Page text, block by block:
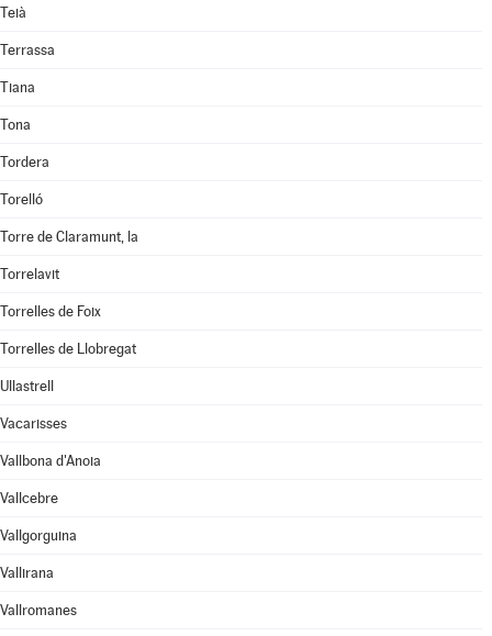
Teià
Terrassa
Tiana
Tona
Tordera
Torelló
Torre de Claramunt, la
Torrelavit
Torrelles de Foix
Torrelles de Llobregat
Ullastrell
Vacarisses
Vallbona d'Anoia
Vallcebre
Vallgorguina
Vallirana
Vallromanes